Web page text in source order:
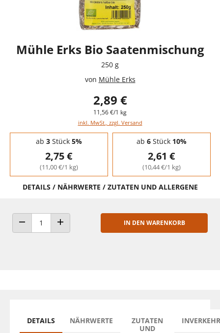
Mühle Erks Bio Saatenmischung
250 g
von Mühle Erks
2,89 €
11,56 €/1 kg
inkl. MwSt., zzgl. Versand
Staffelpreise - Mengenrabatt
ab 3Stück 5%
2,75 €
(11,00 €/1 kg)
ab 6Stück 10%
2,61 €
(10,44 €/1 kg)
DETAILS / NÄHRWERTE / ZUTATEN UND ALLERGENE
ANZAHL VERRINGERNANZAHL ERHÖHEN
IN DEN WARENKORB
DETAILS NÄHRWERTE
ZUTATEN
UND